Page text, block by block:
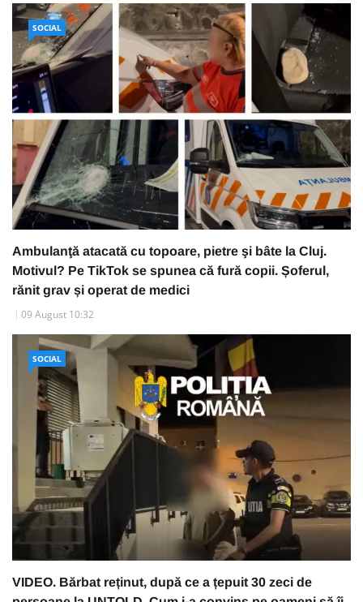
SOCIAL
Ambulanţă atacată cu topoare, pietre şi bâte la Cluj.
Motivul? Pe TikTok se spunea că fură copii. Șoferul,
rănit grav și operat de medici
09 August 10:32
SOCIAL
VIDEO. Bărbat reținut, după ce a țepuit 30 zeci de